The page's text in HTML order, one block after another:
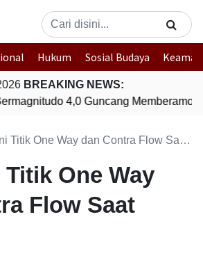
Hukum Sosial Budaya
BREAKING NEWS:
4,0 Guncang Memberamo
Titik One Way dan Contra Flow Saat Mudik
One Way
Flow Saat